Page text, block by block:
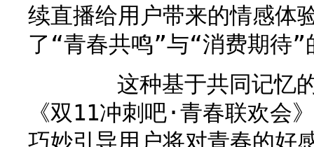
续直播给用户带来的情感体
了“青春共鸣”与“消费期待”
这种基于共同记忆的
《双11冲刺吧·青春联欢会
巧妙引导用户将对青春的好